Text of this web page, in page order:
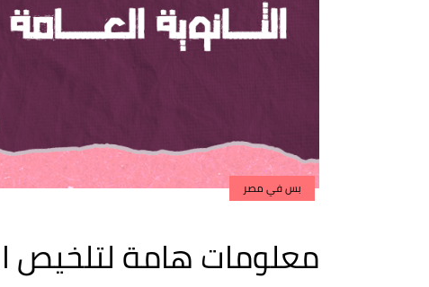
بس في مصر
معلومات هامة لتلخيص